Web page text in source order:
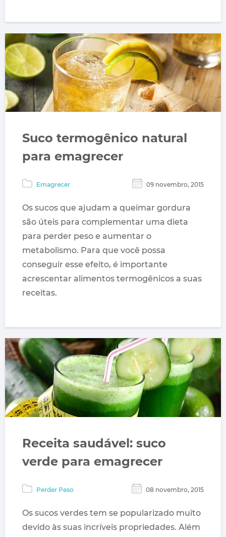
Suco termogênico natural
para emagrecer
Emagrecer 09 novembro, 2015
Os sucos que ajudam a queimar gordura
são úteis para complementar uma dieta
para perder peso e aumentar o
metabolismo. Para que você possa
conseguir esse efeito, é importante
acrescentar alimentos termogênicos a suas
receitas.
Receita saudável: suco
verde para emagrecer
Perder Peso 08 novembro, 2015
Os sucos verdes tem se popularizado muito
devido às suas incríveis propriedades. Além